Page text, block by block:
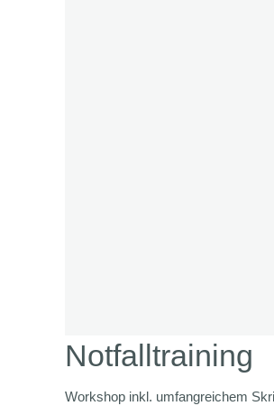
Notfalltraining
Workshop inkl. umfangreichem